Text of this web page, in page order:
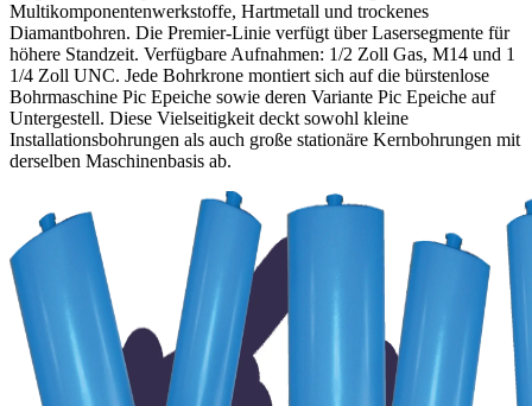
Multikomponentenwerkstoffe, Hartmetall und trockenes
Diamantbohren. Die Premier-Linie verfügt über Lasersegmente für
höhere Standzeit. Verfügbare Aufnahmen: 1/2 Zoll Gas, M14 und 1
1/4 Zoll UNC. Jede Bohrkrone montiert sich auf die bürstenlose
Bohrmaschine Pic Epeiche sowie deren Variante Pic Epeiche auf
Untergestell. Diese Vielseitigkeit deckt sowohl kleine
Installationsbohrungen als auch große stationäre Kernbohrungen mit
derselben Maschinenbasis ab.